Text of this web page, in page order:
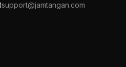
support@jamtangan.com